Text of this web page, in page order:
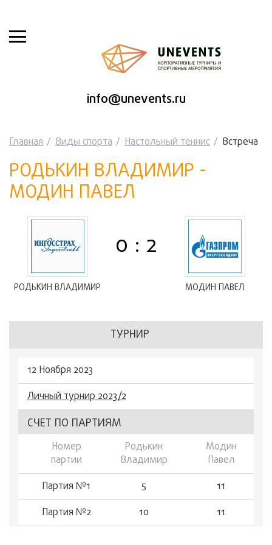
info@unevents.ru
Главная Виды спорта Настольный теннис Встреча
РОДЬКИН ВЛАДИМИР -
МОДИН ПАВЕЛ
РОДЬКИН ВЛАДИМИР
0 : 2
МОДИН ПАВЕЛ
ТУРНИР
12 Ноября 2023
Личный турнир 2023/2
СЧЕТ ПО ПАРТИЯМ
Номер
партии
Родькин
Владимир
Модин
Павел
Партия №1
5
11
Партия №2
10 11